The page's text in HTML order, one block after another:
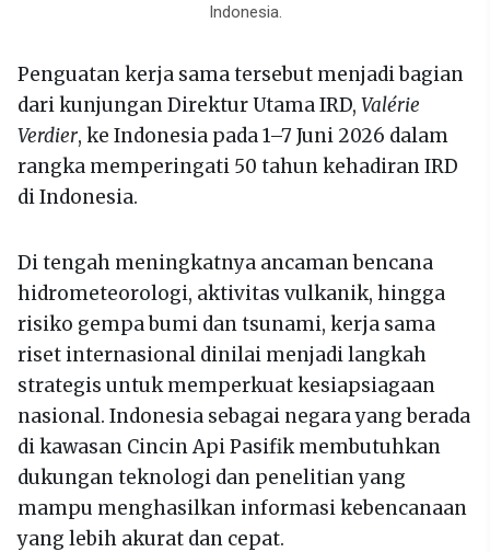
Indonesia.
Penguatan kerja sama tersebut menjadi bagian
dari kunjungan Direktur Utama IRD, Valérie
Verdier, ke Indonesia pada 1–7 Juni 2026 dalam
rangka memperingati 50 tahun kehadiran IRD
di Indonesia.
Di tengah meningkatnya ancaman bencana
hidrometeorologi, aktivitas vulkanik, hingga
risiko gempa bumi dan tsunami, kerja sama
riset internasional dinilai menjadi langkah
strategis untuk memperkuat kesiapsiagaan
nasional. Indonesia sebagai negara yang berada
di kawasan Cincin Api Pasifik membutuhkan
dukungan teknologi dan penelitian yang
mampu menghasilkan informasi kebencanaan
yang lebih akurat dan cepat.